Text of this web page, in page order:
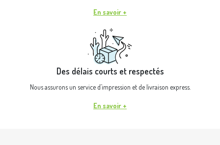
En savoir +
Des délais courts et respectés
Nous assurons un service d’impression et de livraison express.
En savoir +